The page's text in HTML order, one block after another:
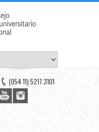
(054 11) 5217.3101